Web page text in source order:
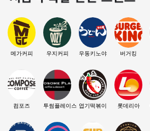
메가커피
컴포즈
우지커피
투썸플레이스
우동키노야
엽기떡볶이
버거킹
롯데리아